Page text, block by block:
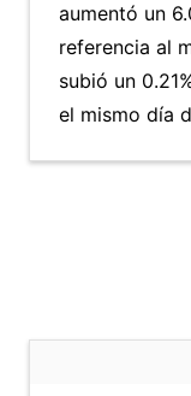
aumentó un
referencia al
subió un
el mismo día